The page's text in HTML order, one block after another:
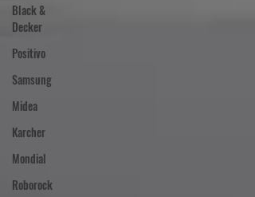
Black &
Decker
Positivo
Samsung
Midea
Karcher
Mondial
Roborock